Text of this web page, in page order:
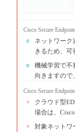
Cisco Secure
○
ネットワーク
きるため、可
○
機械学習で不
向きますので
Cisco Secure
×
クラウド型
場合は、
×
対象ネットワ